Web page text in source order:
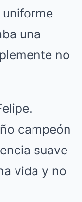
uniforme
una
no
campeón
suave
vida y no